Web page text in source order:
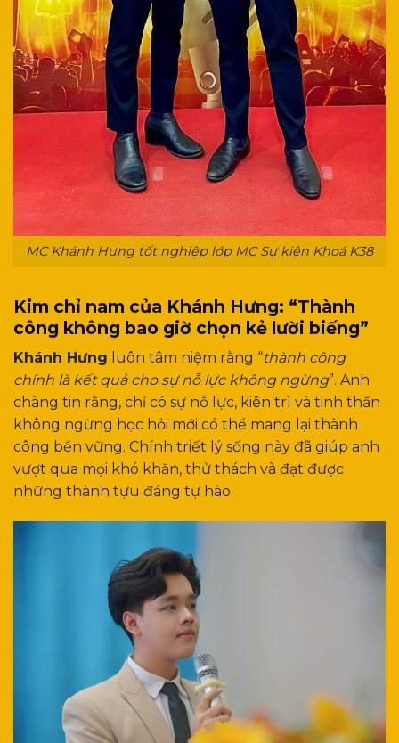
MC Khánh Hưng tốt nghiệp lớp MC Sự kiện Khoá K38
Kim chỉ nam của Khánh Hưng: “Thành
công không bao giờ chọn kẻ lười biếng”
Khánh Hưng luôn tâm niệm rằng “thành công
chính là kết quả cho sự nỗ lực không ngừng”. Anh
chàng tin rằng, chỉ có sự nỗ lực, kiên trì và tinh thần
không ngừng học hỏi mới có thể mang lại thành
công bền vững. Chính triết lý sống này đã giúp anh
vượt qua mọi khó khăn, thử thách và đạt được
những thành tựu đáng tự hào.